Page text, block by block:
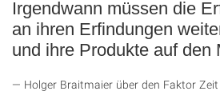
Irgendwann müssen die
an ihren Erfindungen
und ihre Produkte auf den
Holger Braitmaier über den Faktor